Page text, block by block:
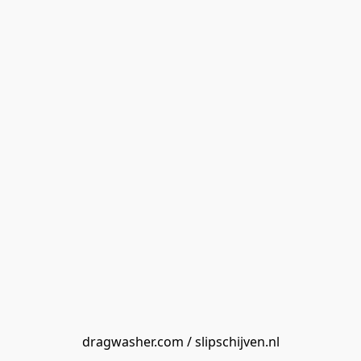
dragwasher.com / slipschijven.nl